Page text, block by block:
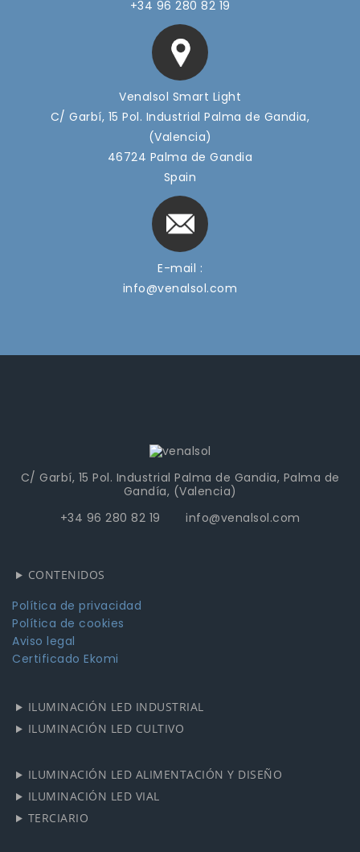
+34 96 280 82 19
Venalsol Smart Light
C/ Garbí, 15 Pol. Industrial Palma de Gandia,
(Valencia)
46724 Palma de Gandia
Spain
E-mail :
info@venalsol.com
C/ Garbí, 15 Pol. Industrial Palma de Gandia, Palma de
Gandía, (Valencia)
+34 96 280 82 19 info@venalsol.com
CONTENIDOS
Política de privacidad
Política de cookies
Aviso legal
Certificado Ekomi
ILUMINACIÓN LED INDUSTRIAL
ILUMINACIÓN LED CULTIVO
ILUMINACIÓN LED ALIMENTACIÓN Y DISEÑO
ILUMINACIÓN LED VIAL
TERCIARIO